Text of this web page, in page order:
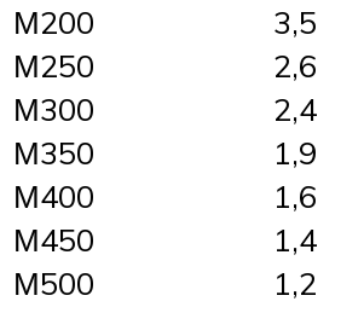
М200
3,5
М250
2,6
М300
2,4
М350
1,9
М400
1,6
М450
1,4
М500
1,2